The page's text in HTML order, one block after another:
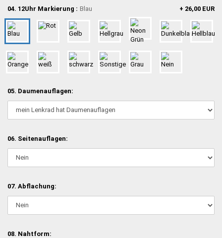
04. 12Uhr Markierung : Blau + 26,00 EUR
05. Daumenauflagen:
06. Seitenauflagen:
07. Abflachung:
08. Nahtform: